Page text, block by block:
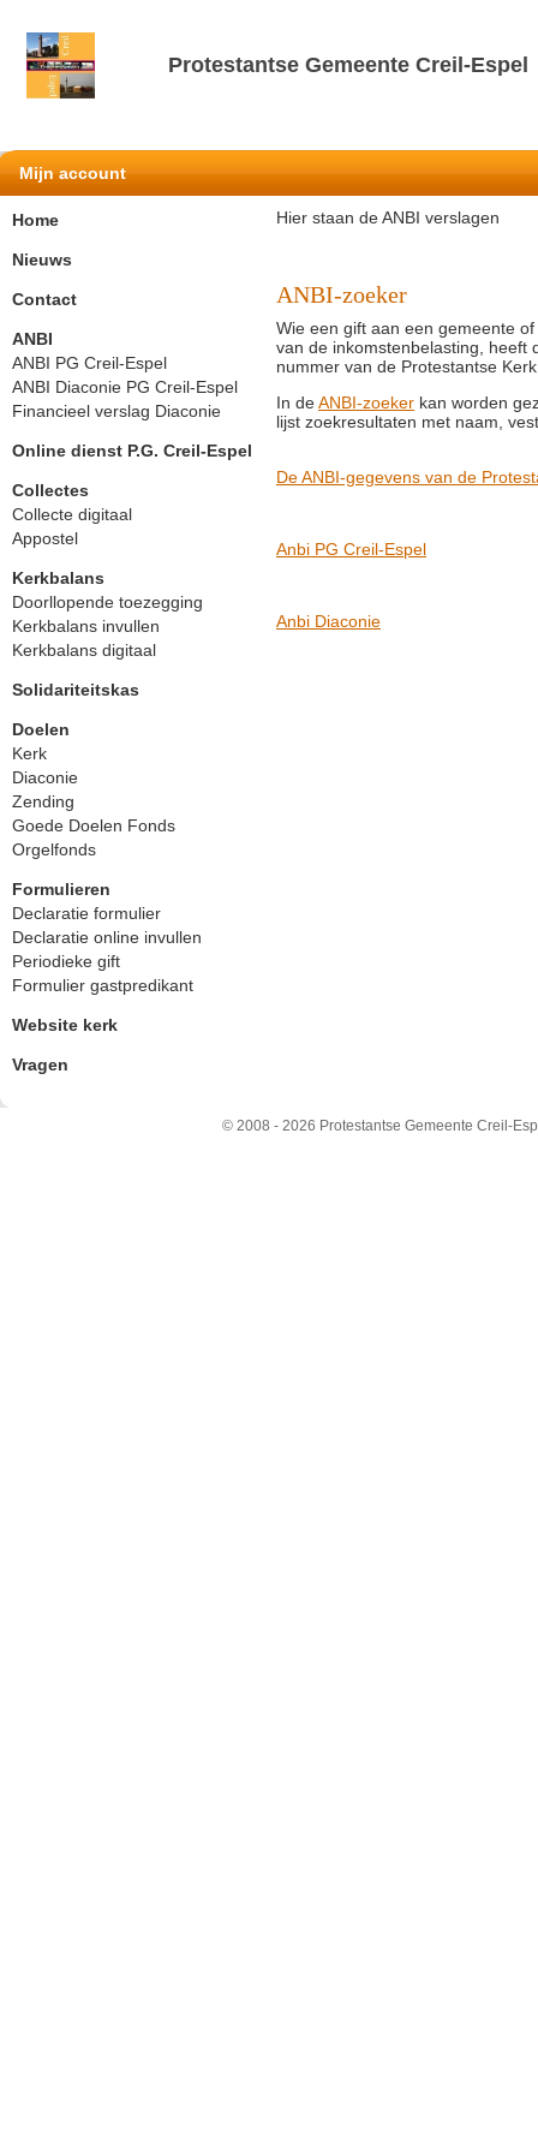
Protestantse Gemeente Creil-Espel
Mijn account
Hier staan de ANBI verslagen
ANBI-zoeker
Wie een gift aan een gemeente
van de inkomstenbelasting, heeft
nummer van de Protestantse
In deANBI-zoeker kan worden
lijst zoekresultaten met naam,
De ANBI-gegevens van de
Anbi PG Creil-Espel
Anbi Diaconie
Home
Nieuws
Contact
ANBI
ANBI PG Creil-Espel
ANBI Diaconie PG Creil-Espel
Financieel verslag Diaconie
Online dienst P.G. Creil-Espel
Collectes
Collecte digitaal
Appostel
Kerkbalans
Doorllopende toezegging
Kerkbalans invullen
Kerkbalans digitaal
Solidariteitskas
Doelen
Kerk
Diaconie
Zending
Goede Doelen Fonds
Orgelfonds
Formulieren
Declaratie formulier
Declaratie online invullen
Periodieke gift
Formulier gastpredikant
Website kerk
Vragen
© 2008 - 2026 Protestantse Gemeente Creil-